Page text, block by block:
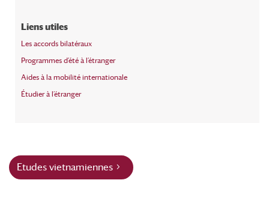
Liens utiles
Les accords bilatéraux
Programmes d’été à l’étranger
Aides à la mobilité internationale
Étudier à l’étranger
Etudes vietnamiennes